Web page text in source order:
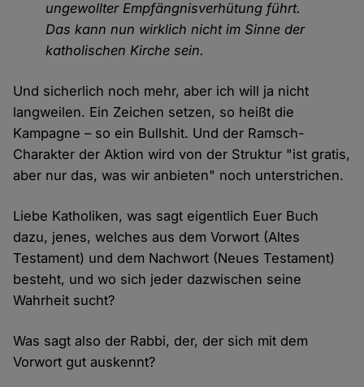
ungewollter Empfängnisverhütung führt.
Das kann nun wirklich nicht im Sinne der
katholischen Kirche sein.
Und sicherlich noch mehr, aber ich will ja nicht
langweilen. Ein Zeichen setzen, so heißt die
Kampagne – so ein Bullshit. Und der Ramsch-
Charakter der Aktion wird von der Struktur "ist gratis,
aber nur das, was wir anbieten" noch unterstrichen.
Liebe Katholiken, was sagt eigentlich Euer Buch
dazu, jenes, welches aus dem Vorwort (Altes
Testament) und dem Nachwort (Neues Testament)
besteht, und wo sich jeder dazwischen seine
Wahrheit sucht?
Was sagt also der Rabbi, der, der sich mit dem
Vorwort gut auskennt?